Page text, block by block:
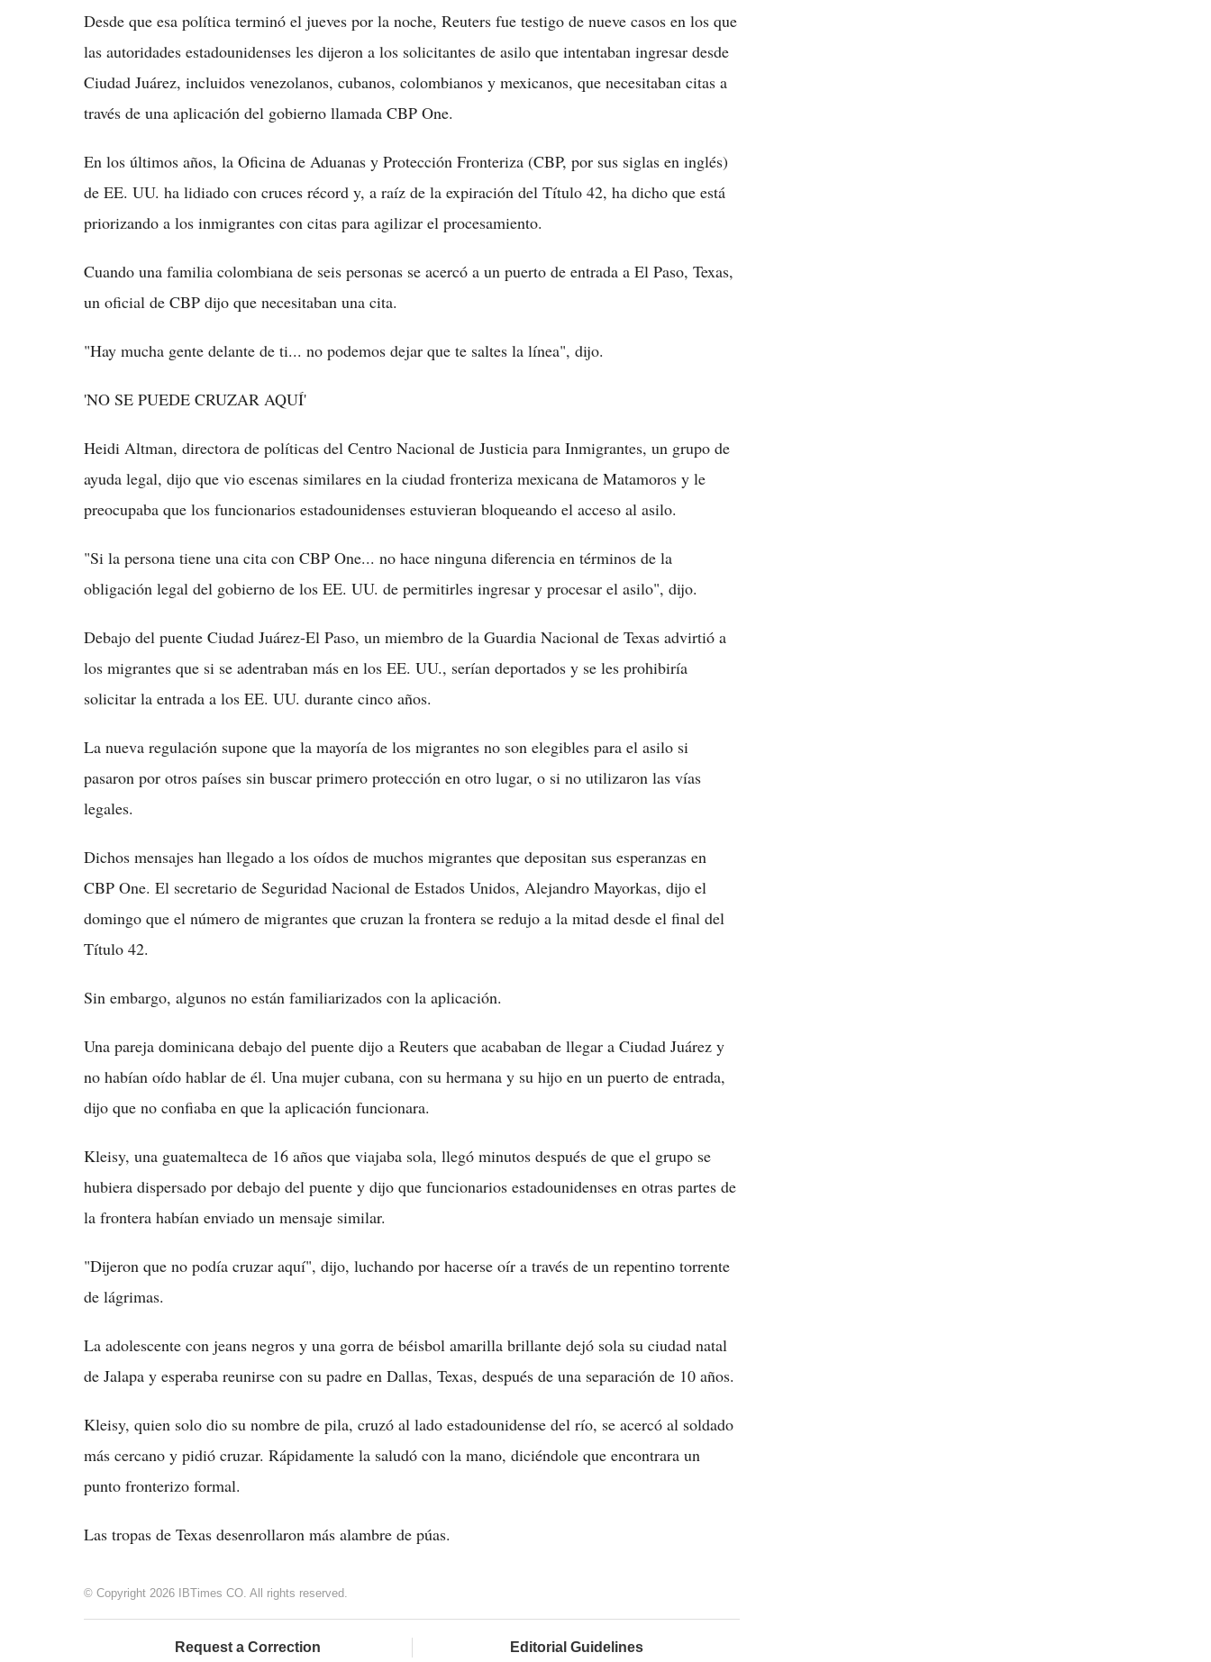
Desde que esa política terminó el jueves por la noche, Reuters fue testigo de nueve casos en los que
las autoridades estadounidenses les dijeron a los solicitantes de asilo que intentaban ingresar desde
Ciudad Juárez, incluidos venezolanos, cubanos, colombianos y mexicanos, que necesitaban citas a
través de una aplicación del gobierno llamada CBP One.
En los últimos años, la Oficina de Aduanas y Protección Fronteriza (CBP, por sus siglas en inglés)
de EE. UU. ha lidiado con cruces récord y, a raíz de la expiración del Título 42, ha dicho que está
priorizando a los inmigrantes con citas para agilizar el procesamiento.
Cuando una familia colombiana de seis personas se acercó a un puerto de entrada a El Paso, Texas,
un oficial de CBP dijo que necesitaban una cita.
"Hay mucha gente delante de ti... no podemos dejar que te saltes la línea", dijo.
'NO SE PUEDE CRUZAR AQUÍ'
Heidi Altman, directora de políticas del Centro Nacional de Justicia para Inmigrantes, un grupo de
ayuda legal, dijo que vio escenas similares en la ciudad fronteriza mexicana de Matamoros y le
preocupaba que los funcionarios estadounidenses estuvieran bloqueando el acceso al asilo.
"Si la persona tiene una cita con CBP One... no hace ninguna diferencia en términos de la
obligación legal del gobierno de los EE. UU. de permitirles ingresar y procesar el asilo", dijo.
Debajo del puente Ciudad Juárez-El Paso, un miembro de la Guardia Nacional de Texas advirtió a
los migrantes que si se adentraban más en los EE. UU., serían deportados y se les prohibiría
solicitar la entrada a los EE. UU. durante cinco años.
La nueva regulación supone que la mayoría de los migrantes no son elegibles para el asilo si
pasaron por otros países sin buscar primero protección en otro lugar, o si no utilizaron las vías
legales.
Dichos mensajes han llegado a los oídos de muchos migrantes que depositan sus esperanzas en
CBP One. El secretario de Seguridad Nacional de Estados Unidos, Alejandro Mayorkas, dijo el
domingo que el número de migrantes que cruzan la frontera se redujo a la mitad desde el final del
Título 42.
Sin embargo, algunos no están familiarizados con la aplicación.
Una pareja dominicana debajo del puente dijo a Reuters que acababan de llegar a Ciudad Juárez y
no habían oído hablar de él. Una mujer cubana, con su hermana y su hijo en un puerto de entrada,
dijo que no confiaba en que la aplicación funcionara.
Kleisy, una guatemalteca de 16 años que viajaba sola, llegó minutos después de que el grupo se
hubiera dispersado por debajo del puente y dijo que funcionarios estadounidenses en otras partes de
la frontera habían enviado un mensaje similar.
"Dijeron que no podía cruzar aquí", dijo, luchando por hacerse oír a través de un repentino torrente
de lágrimas.
La adolescente con jeans negros y una gorra de béisbol amarilla brillante dejó sola su ciudad natal
de Jalapa y esperaba reunirse con su padre en Dallas, Texas, después de una separación de 10 años.
Kleisy, quien solo dio su nombre de pila, cruzó al lado estadounidense del río, se acercó al soldado
más cercano y pidió cruzar. Rápidamente la saludó con la mano, diciéndole que encontrara un
punto fronterizo formal.
Las tropas de Texas desenrollaron más alambre de púas.
© Copyright 2026 IBTimes CO. All rights reserved.
Request a Correction Editorial Guidelines